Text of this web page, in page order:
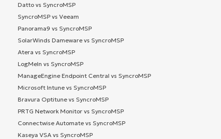
Datto vs SyncroMSP
SyncroMSP vs Veeam
Panorama9 vs SyncroMSP
SolarWinds Dameware vs SyncroMSP
Atera vs SyncroMSP
LogMeIn vs SyncroMSP
ManageEngine Endpoint Central vs SyncroMSP
Microsoft Intune vs SyncroMSP
Bravura Optitune vs SyncroMSP
PRTG Network Monitor vs SyncroMSP
Connectwise Automate vs SyncroMSP
Kaseya VSA vs SyncroMSP